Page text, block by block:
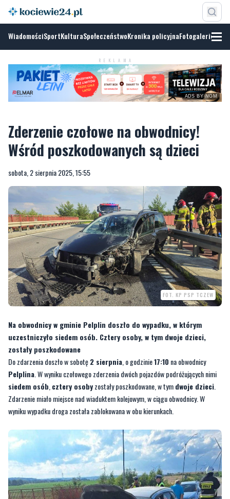
WiadomościSportKulturaSpołeczeństwoKronika policyjnaFotogalerie
REKLAMA
NGM
Zderzenie czołowe na obwodnicy!
sobota, 2 sierpnia 2025, 15:55
FOT. KP PSP TCZEW
Na obwodnicy w gminie Pelplin doszło do wypadku, w którym
uczestniczyło siedem osób. Cztery osoby, w tym dwoje dzieci,
Do zdarzenia doszło w sobotę2 sierpnia, o godzinie17:10na obwodnicy
Pelplina. W wyniku czołowego zderzenia dwóch pojazdów podróżujących nimi
siedem osób,cztery osoby
Zdarzenie miało miejsce nad wiaduktem kolejowym, w ciągu obwodnicy. W
wyniku wypadku droga została zablokowana w obu kierunkach.